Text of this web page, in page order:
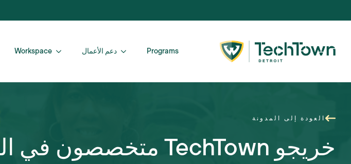
Programs دعم الأعمال Workspace
العودة إلى المدونة
خريجو TechTown متخصصون في الصحة الإنجابية الافتراضية للمرأة